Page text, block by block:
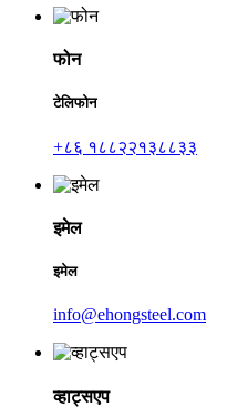
फोन
टेलिफोन
+८६ १८८२२१३८८३३
इमेल
इमेल
info@ehongsteel.com
व्हाट्सएप